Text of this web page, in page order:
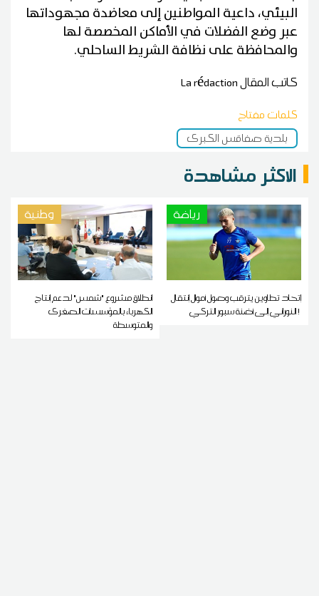
البيئي، داعية المواطنين إلى معاضدة مجهوداتها
عبر وضع الفضلات في الأماكن المخصصة لها
والمحافظة على نظافة الشريط الساحلي.
كاتب المقالLa rédaction
كلمات مفتاح
بلدية صفاقس الكبرى
الاكثر مشاهدة
رياضة
إتحاد تطاوين يترقب وصول أموال إنتقال
النوراني إلى أضنة سبور التركي !
وطنية
انطلاق مشروع "شمس" لدعم إنتاج
الكهرباء بالمؤسسات الصغرى
والمتوسطة